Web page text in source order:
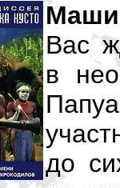
Вас
в
до